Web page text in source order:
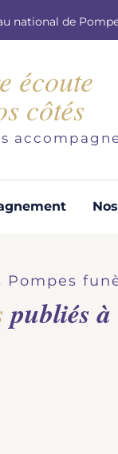
national de
écoute
côtés
à vous
Pompes
publiés à